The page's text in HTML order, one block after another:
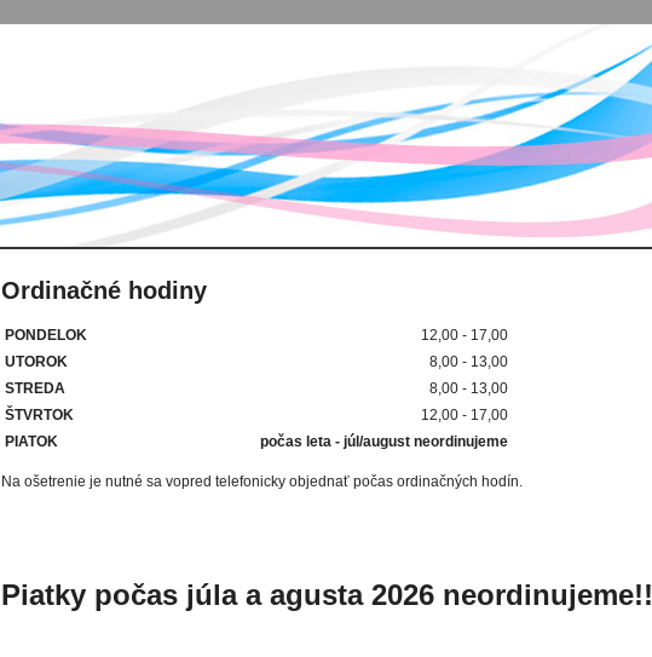
Ordinačné hodiny
PONDELOK
12,00 - 17,00
UTOROK
8,00 - 13,00
STREDA
8,00 - 13,00
ŠTVRTOK
12,00 - 17,00
PIATOK
počas leta - júl/august neordinujeme
Na ošetrenie je nutné sa vopred telefonicky objednať počas ordinačných hodín.
Piatky počas júla a agusta 2026 neordinujeme!!